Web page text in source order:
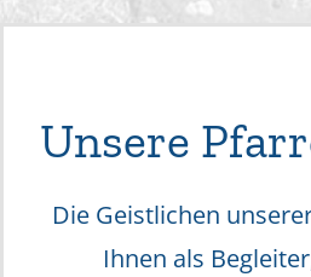
Unsere
Die Geistlichen
Ihnen als